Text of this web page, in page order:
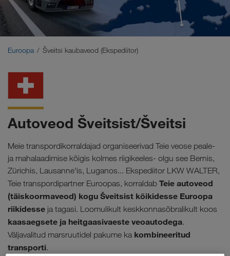
Lähis-Ida
Euroopa Šveitsi kaubaveod (Ekspediitor)
Autoveod Šveitsist/Šveitsi
Meie transpordikorraldajad organiseerivad Teie veose peale-
ja mahalaadimise kõigis kolmes riigikeeles- olgu see Bernis,
Zürichis, Lausanne'is, Luganos... Ekspediitor LKW WALTER,
Teie transpordipartner Euroopas, korraldab Teie autoveod
(täiskoormaveod) kogu Šveitsist kõikidesse Euroopa
riikidesse ja tagasi. Loomulikult keskkonnasõbralikult koos
kaasaegsete ja heitgaasivaeste veoautodega.
Väljavalitud marsruutidel pakume ka kombineeritud
transporti.